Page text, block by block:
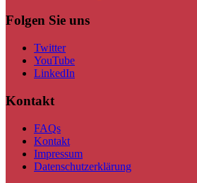
Folgen Sie uns
Twitter
YouTube
LinkedIn
Kontakt
FAQs
Kontakt
Impressum
Datenschutzerklärung